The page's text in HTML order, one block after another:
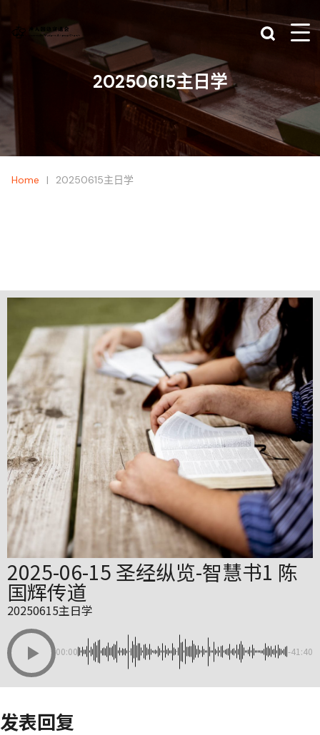
20250615主日学
Home | 20250615主日学
2025-06-15 圣经纵览-智慧书1 陈
国辉传道
20250615主日学
00:00 -41:40
发表回复